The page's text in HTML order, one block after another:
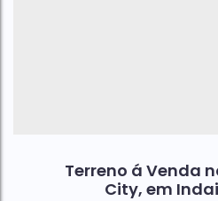
Terreno á Venda
City, em